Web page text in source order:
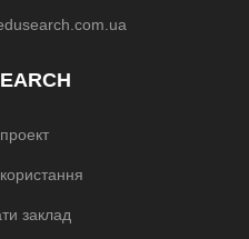
заклад